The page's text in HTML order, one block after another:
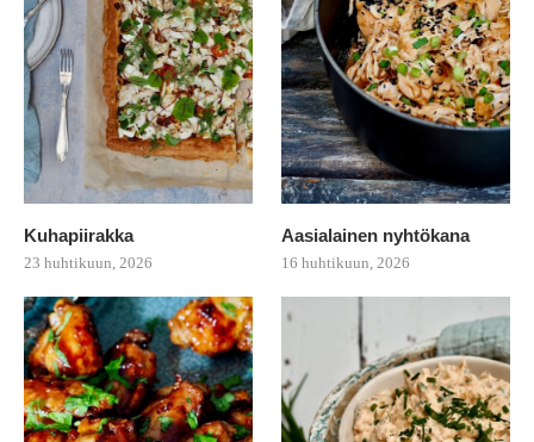
Kuhapiirakka
23 huhtikuun, 2026
Aasialainen nyhtökana
16 huhtikuun, 2026